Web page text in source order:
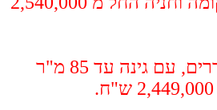
דירות גן ארבעה חדרים, עם גינה עד 85 מ"ר